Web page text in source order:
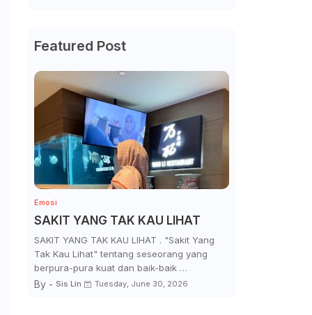
Featured Post
Emosi
SAKIT YANG TAK KAU LIHAT
SAKIT YANG TAK KAU LIHAT . "Sakit Yang
Tak Kau Lihat" tentang seseorang yang
berpura-pura kuat dan baik-baik …
By - Sis Lin Tuesday, June 30, 2026